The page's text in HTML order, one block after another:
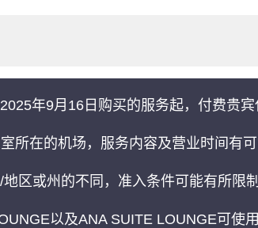
年9月16日购买的服务起，付费贵
所在的机场，服务内容及营业时间有
区或州的不同，准入条件可能有所限制
以及ANA SUITE LOUNGE可使